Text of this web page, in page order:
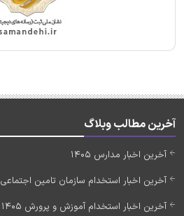
آخرین مطالب وبلاگ
آخرین اخبار مدارس 1405
آخرین اخبار استخدام سازمان تامین اجتماعی 1404 (به زودی)
آخرین اخبار استخدام آموزش و پرورش 1405 (به زودی)